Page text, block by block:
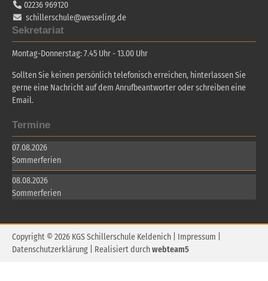
02236 969120
schillerschule@wesseling.de
Sekretariat
Montag-Donnerstag: 7.45 Uhr - 13.00 Uhr
Sollten Sie keinen persönlich telefonisch erreichen, hinterlassen Sie
gerne eine Nachricht auf dem Anrufbeantworter oder schreiben eine
Email.
Termine
07.08.2026
Sommerferien
08.08.2026
Sommerferien
Copyright © 2026 KGS Schillerschule Keldenich | Impressum
Datenschutzerklärung | Realisiert durchwebteam5